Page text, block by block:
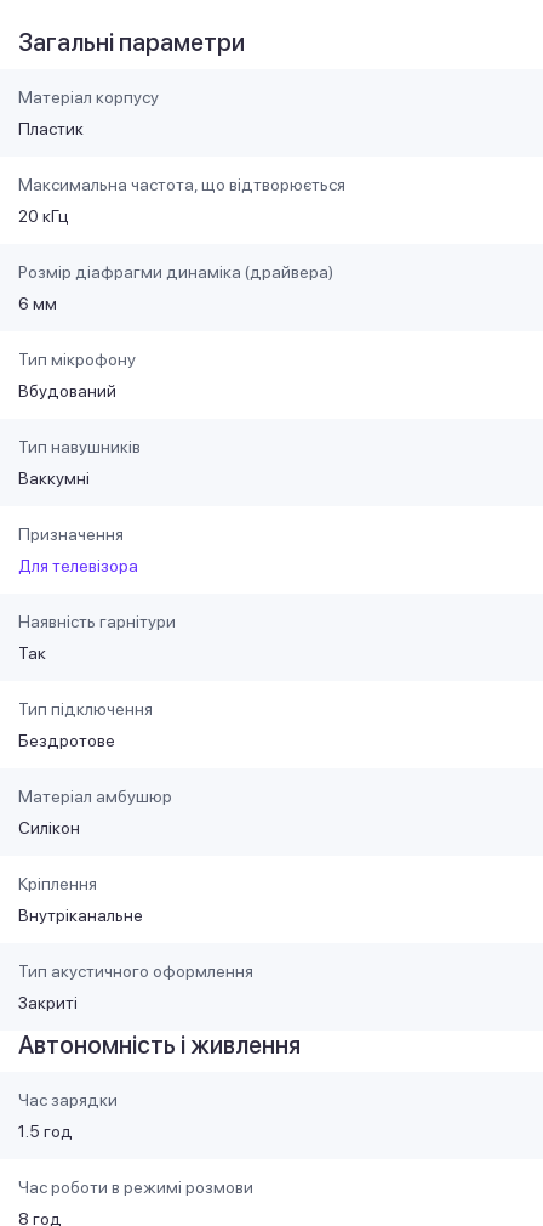
Загальні параметри
Матеріал корпусу
Пластик
Максимальна частота, що відтворюється
20 кГц
Розмір діафрагми динаміка (драйвера)
6 мм
Тип мікрофону
Вбудований
Тип навушників
Ваккумні
Призначення
Для телевізора
Наявність гарнітури
Так
Тип підключення
Бездротове
Матеріал амбушюр
Силікон
Кріплення
Внутріканальне
Тип акустичного оформлення
Закриті
Автономність і живлення
Час зарядки
1.5 год
Час роботи в режимі розмови
8 год